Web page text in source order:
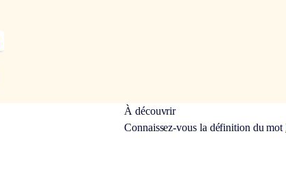
À découvrir
Connaissez-vous la définition du mot